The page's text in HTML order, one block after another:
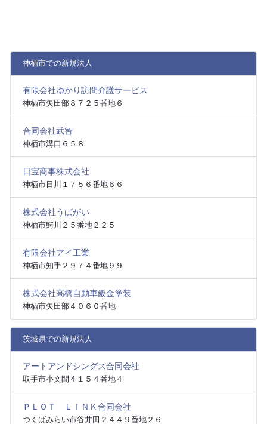
神栖市での新規法人
有限会社ゆかり訪問介護サービス
神栖市矢田部８７２５番地６
合同会社武智
神栖市溝口６５８
日宝商事株式会社
神栖市日川１７５６番地６６
株式会社うばがい
神栖市鰐川２５番地２２５
有限会社アイ工業
神栖市知手２９７４番地９９
株式会社高橋自動車鈑金塗装
神栖市矢田部４０６０番地
茨城県での新規法人
アートアンドシングス合同会社
取手市小文間４１５４番地４
ＰＬＯＴ ＬＩＮＫ合同会社
つくばみらい市谷井田２４４９番地２６